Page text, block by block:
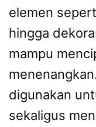
elemen
hingga
mampu
digunakan
sekaligus